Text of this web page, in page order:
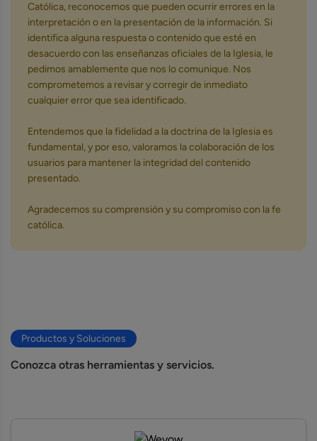
Católica, reconocemos que pueden ocurrir errores en la
interpretación o en la presentación de la información. Si
identifica alguna respuesta o contenido que esté en
desacuerdo con las enseñanzas oficiales de la Iglesia, le
pedimos amablemente que nos lo comunique. Nos
comprometemos a revisar y corregir de inmediato
cualquier error que sea identificado.
Entendemos que la fidelidad a la doctrina de la Iglesia es
fundamental, y por eso, valoramos la colaboración de los
usuarios para mantener la integridad del contenido
presentado.
Agradecemos su comprensión y su compromiso con la fe
católica.
Productos y Soluciones
Conozca otras herramientas y servicios.